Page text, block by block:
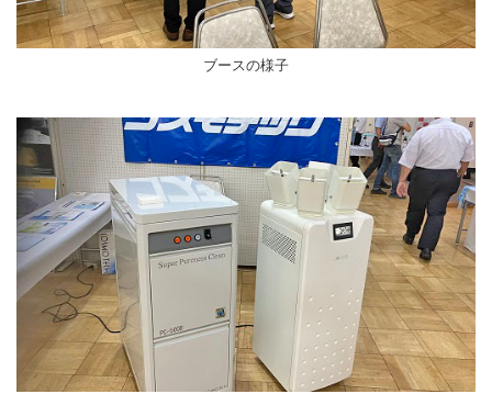
ブースの様子